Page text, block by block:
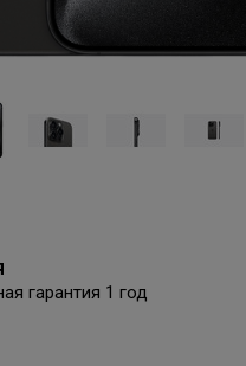
гарантия 1 год